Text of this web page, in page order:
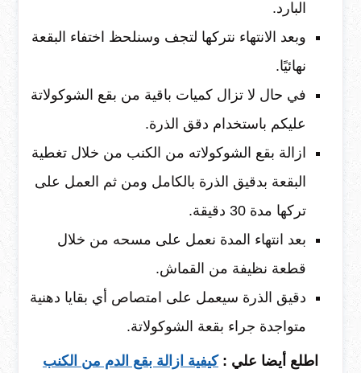
البارد.
وبعد الانتهاء نتركها لتجف وسنلحظ اختفاء البقعة
نهائيًا.
في حال لا تزال كميات باقية من بقع الشوكولاتة
عليكم باستخدام دقق الذرة.
ازالة بقع الشوكولاته من الكنب من خلال تغطية
البقعة بدقيق الذرة بالكامل ومن ثم العمل على
تركها مدة 30 دقيقة.
بعد انتهاء المدة نعمل على مسحه من خلال
قطعة نظيفة من القماش.
دقيق الذرة سيعمل على امتصاص أي بقايا دهنية
متواجدة جراء بقعة الشوكولاتة.
اطلع أيضا علي :كيفية ازالة بقع الدم من الكنب